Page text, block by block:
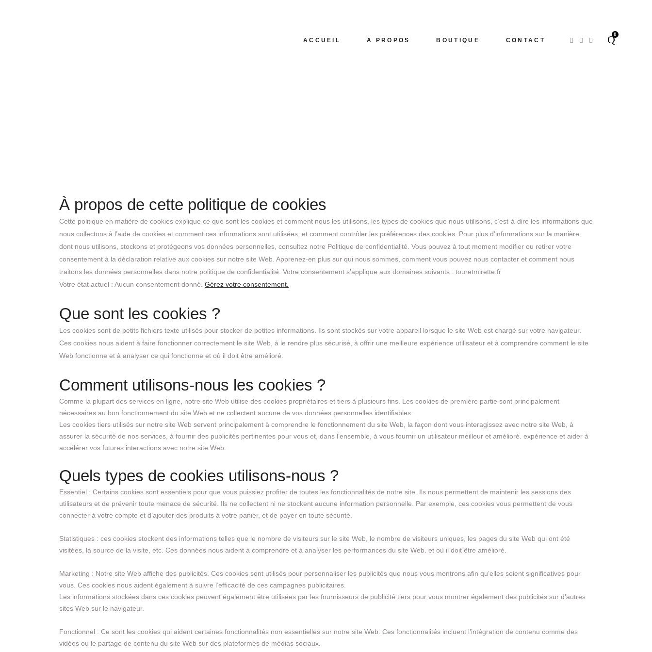
0
ACCUEIL A PROPOS BOUTIQUE CONTACT
À propos de cette politique de cookies
Cette politique en matière de cookies explique ce que sont les cookies et comment nous les utilisons, les types de cookies que nous utilisons, c’est-à-dire les informations que
nous collectons à l’aide de cookies et comment ces informations sont utilisées, et comment contrôler les préférences des cookies. Pour plus d’informations sur la manière
dont nous utilisons, stockons et protégeons vos données personnelles, consultez notre Politique de confidentialité. Vous pouvez à tout moment modifier ou retirer votre
consentement à la déclaration relative aux cookies sur notre site Web. Apprenez-en plus sur qui nous sommes, comment vous pouvez nous contacter et comment nous
traitons les données personnelles dans notre politique de confidentialité. Votre consentement s’applique aux domaines suivants : touretmirette.fr
Votre état actuel : Aucun consentement donné. Gérez votre consentement.
Que sont les cookies ?
Les cookies sont de petits fichiers texte utilisés pour stocker de petites informations. Ils sont stockés sur votre appareil lorsque le site Web est chargé sur votre navigateur.
Ces cookies nous aident à faire fonctionner correctement le site Web, à le rendre plus sécurisé, à offrir une meilleure expérience utilisateur et à comprendre comment le site
Web fonctionne et à analyser ce qui fonctionne et où il doit être amélioré.
Comment utilisons-nous les cookies ?
Comme la plupart des services en ligne, notre site Web utilise des cookies propriétaires et tiers à plusieurs fins. Les cookies de première partie sont principalement
nécessaires au bon fonctionnement du site Web et ne collectent aucune de vos données personnelles identifiables.
Les cookies tiers utilisés sur notre site Web servent principalement à comprendre le fonctionnement du site Web, la façon dont vous interagissez avec notre site Web, à
assurer la sécurité de nos services, à fournir des publicités pertinentes pour vous et, dans l’ensemble, à vous fournir un utilisateur meilleur et amélioré. expérience et aider à
accélérer vos futures interactions avec notre site Web.
Quels types de cookies utilisons-nous ?
Essentiel : Certains cookies sont essentiels pour que vous puissiez profiter de toutes les fonctionnalités de notre site. Ils nous permettent de maintenir les sessions des
utilisateurs et de prévenir toute menace de sécurité. Ils ne collectent ni ne stockent aucune information personnelle. Par exemple, ces cookies vous permettent de vous
connecter à votre compte et d’ajouter des produits à votre panier, et de payer en toute sécurité.
Statistiques : ces cookies stockent des informations telles que le nombre de visiteurs sur le site Web, le nombre de visiteurs uniques, les pages du site Web qui ont été
visitées, la source de la visite, etc. Ces données nous aident à comprendre et à analyser les performances du site Web. et où il doit être amélioré.
Marketing : Notre site Web affiche des publicités. Ces cookies sont utilisés pour personnaliser les publicités que nous vous montrons afin qu’elles soient significatives pour
vous. Ces cookies nous aident également à suivre l’efficacité de ces campagnes publicitaires.
Les informations stockées dans ces cookies peuvent également être utilisées par les fournisseurs de publicité tiers pour vous montrer également des publicités sur d’autres
sites Web sur le navigateur.
Fonctionnel : Ce sont les cookies qui aident certaines fonctionnalités non essentielles sur notre site Web. Ces fonctionnalités incluent l’intégration de contenu comme des
vidéos ou le partage de contenu du site Web sur des plateformes de médias sociaux.